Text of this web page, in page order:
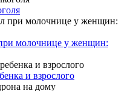
молочнице у женщин:
и взрослого